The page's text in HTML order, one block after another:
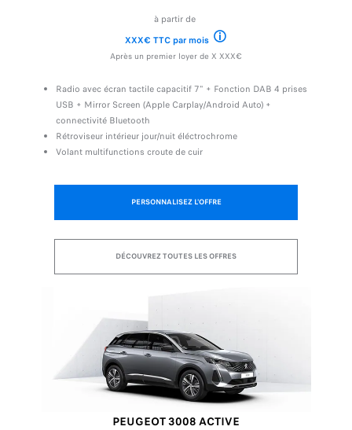
à partir de
XXX€ TTC par mois
Offre valable du 01/02/2022 au
Après un premier loyer de X XXX€
Radio avec écran tactile capacitif 7" + Fonction DAB 4 prises
USB + Mirror Screen (Apple Carplay/Android Auto) +
connectivité Bluetooth
Rétroviseur intérieur jour/nuit éléctrochrome
Volant multifunctions croute de cuir
PERSONNALISEZ L'OFFRE
DÉCOUVREZ TOUTES LES OFFRES
PEUGEOT 3008 ACTIVE